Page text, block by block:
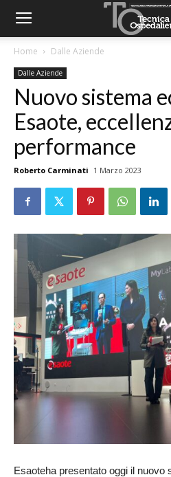
Home Dalle Aziende
Dalle Aziende
Nuovo sistema
Esaote,
performance
Roberto Carminati 1 Marzo 2023
Esaoteha presentato oggi il nuovo